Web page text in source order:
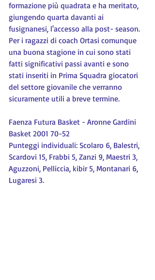
formazione più quadrata e ha meritato,
giungendo quarta davanti ai
fusignanesi, l'accesso alla post- season.
Per i ragazzi di coach Ortasi comunque
una buona stagione in cui sono stati
fatti significativi passi avanti e sono
stati inseriti in Prima Squadra giocatori
del settore giovanile che verranno
sicuramente utili a breve termine.
Faenza Futura Basket - Aronne Gardini
Basket 2001 70-52
Punteggi individuali: Scolaro 6, Balestri,
Scardovi 15, Frabbi 5, Zanzi 9, Maestri 3,
Aguzzoni, Pelliccia, kibir 5, Montanari 6,
Lugaresi 3.